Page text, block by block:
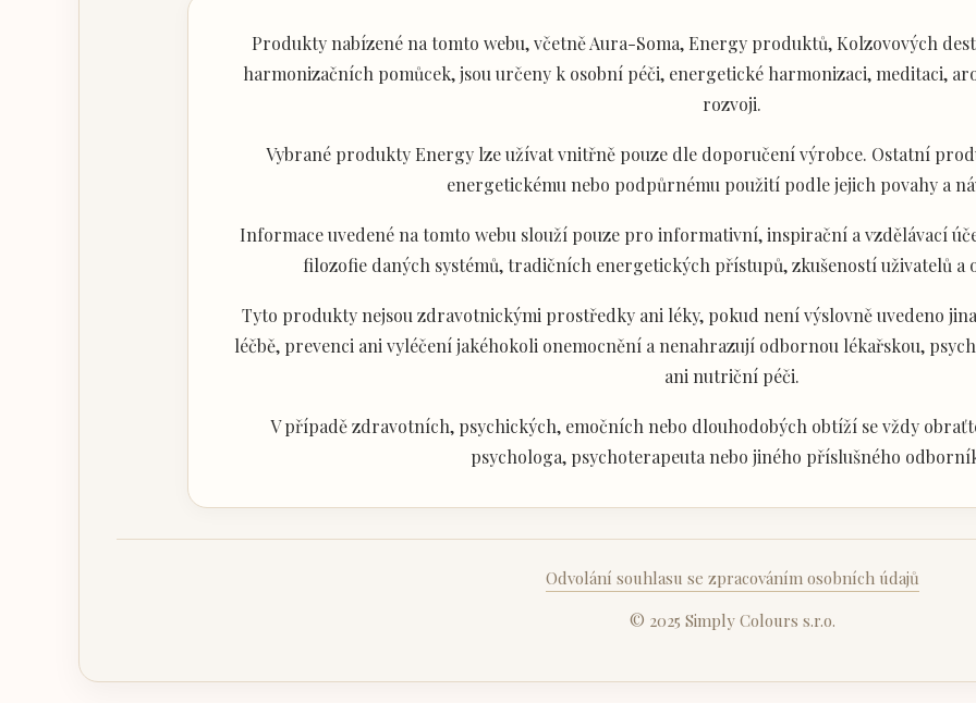
Produkty nabízené na tomto webu, včetně Aura-Soma, Energy produktů, Kolzovových
harmonizačních pomůcek, jsou určeny k osobní péči, energetické harmonizaci, meditaci,
rozvoji.
Vybrané produkty Energy lze užívat vnitřně pouze dle doporučení výrobce. Ostatní
energetickému nebo podpůrnému použití podle jejich povahy a
Informace uvedené na tomto webu slouží pouze pro informativní, inspirační a vzdělávací
filozofie daných systémů, tradičních energetických přístupů, zkušeností uživatelů a
Tyto produkty nejsou zdravotnickými prostředky ani léky, pokud není výslovně uvedeno
léčbě, prevenci ani vyléčení jakéhokoli onemocnění a nenahrazují odbornou lékařskou,
ani nutriční péči.
V případě zdravotních, psychických, emočních nebo dlouhodobých obtíží se vždy
psychologa, psychoterapeuta nebo jiného příslušného
Odvolání souhlasu se zpracováním osobních údajů
© 2025 Simply Colours s.r.o.